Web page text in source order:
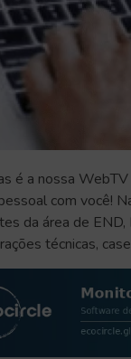
é a nossa
com você!
da área de
técnicas,